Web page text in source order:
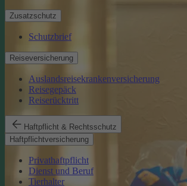
Zusatzschutz
Schutzbrief
Reiseversicherung
Auslandsreisekrankenversicherung
Reisegepäck
Reiserücktritt
Haftpflicht & Rechtsschutz
Haftpflichtversicherung
Privathaftpflicht
Dienst und Beruf
Tierhalter